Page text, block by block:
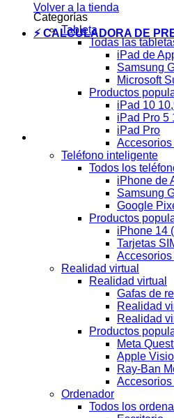
Volver a la tienda
⚡ CALCULADORA DE
Categorías
Tableta
Todas las
iPad de
Samsung
Microsoft
Productos
iPad 10
iPad Pro 5
iPad Pro
Teléfono inteligente
Todos los
iPhone de
Samsung
Google
Productos
iPhone 14
Tarjetas
Realidad virtual
Realidad virtual
Gafas de
Realidad
Realidad
Productos
Meta
Apple
Ray-Ban
Ordenador
Todos los